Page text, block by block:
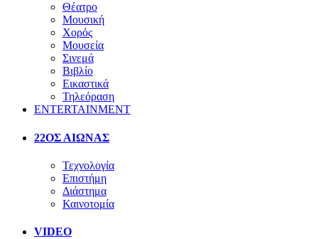
Θέατρο
Μουσική
Χορός
Μουσεία
Σινεμά
Βιβλίο
Εικαστικά
Τηλεόραση
ENTERTAINMENT
22ΟΣ ΑΙΩΝΑΣ
Τεχνολογία
Επιστήμη
Διάστημα
Καινοτομία
VIDEO